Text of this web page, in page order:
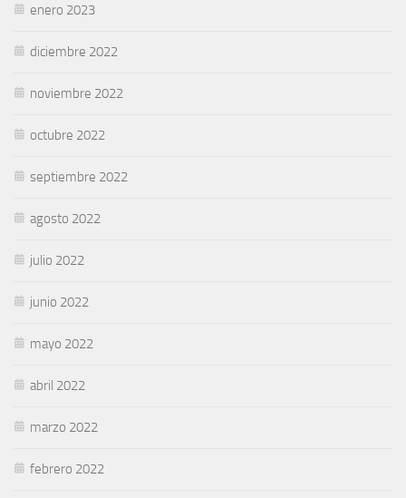
enero 2023
diciembre 2022
noviembre 2022
octubre 2022
septiembre 2022
agosto 2022
julio 2022
junio 2022
mayo 2022
abril 2022
marzo 2022
febrero 2022